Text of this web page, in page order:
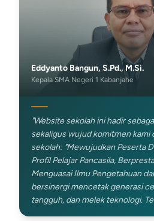
Eddyanto Bangun, S.Pd., M.Si.
Kepala SMA Negeri 1 Kabanjahe
"Website sekolah ini hadir
sekaligus wujud komitmen kami
sekolah: "Mewujudkan Peserta
Profil Pelajar Pancasila,
Menguasai Ilmu Pengetahuan
bersinergi mencetak generasi
tangguh, dan melek teknologi.